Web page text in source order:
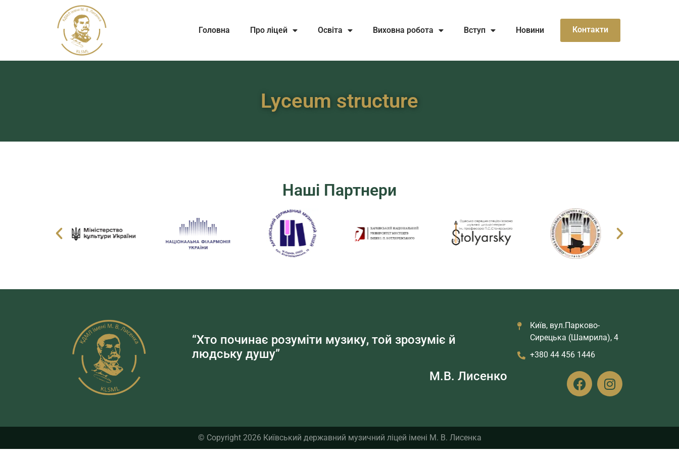
Головна Про ліцей Освіта Виховна робота Вступ Новини Контакти
Lyceum structure
Наші Партнери
“Хто починає розуміти музику, той зрозуміє й
людську душу”
М.В. Лисенко
Київ, вул.Парково-
Сирецька (Шамрила), 4
+380 44 456 1446
© Copyright 2026 Київський державний музичний ліцей імені М. В. Лисенка